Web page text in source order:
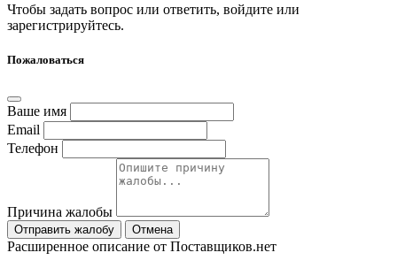
Чтобы задать вопрос или ответить, войдите или
зарегистрируйтесь.
Пожаловаться
Ваше имя
Email
Телефон
Причина жалобы
Отправить жалобу Отмена
Расширенное описание от Поставщиков.нет